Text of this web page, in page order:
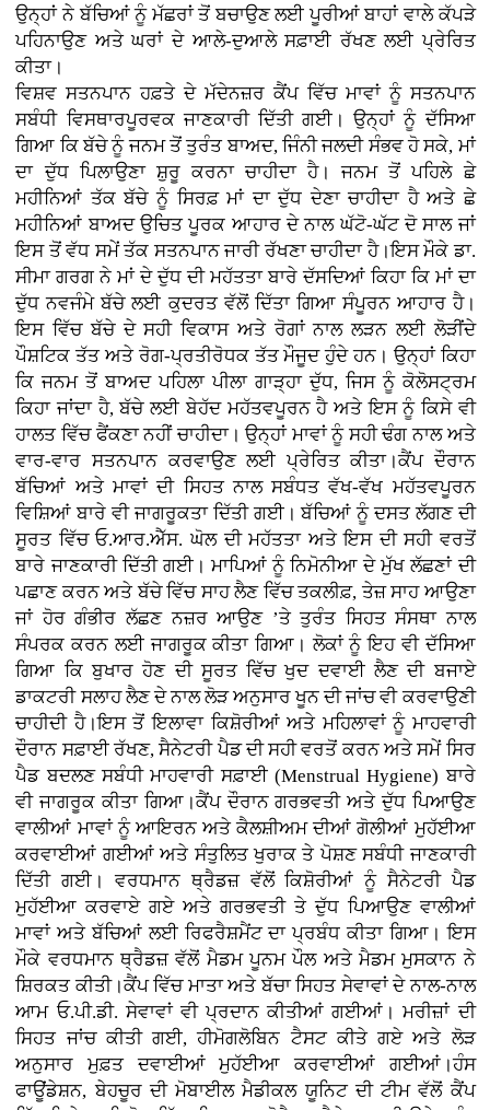
ਉਨ੍ਹਾਂ ਨੇ ਬੱਚਿਆਂ ਨੂੰ ਮੱਛਰਾਂ ਤੋਂ ਬਚਾਉਣ ਲਈ ਪੂਰੀਆਂ ਬਾਹਾਂ ਵਾਲੇ ਕੱਪੜੇ
ਪਹਿਨਾਉਣ ਅਤੇ ਘਰਾਂ ਦੇ ਆਲੇ-ਦੁਆਲੇ ਸਫ਼ਾਈ ਰੱਖਣ ਲਈ ਪ੍ਰੇਰਿਤ
ਕੀਤਾ।
ਵਿਸ਼ਵ ਸਤਨਪਾਨ ਹਫ਼ਤੇ ਦੇ ਮੱਦੇਨਜ਼ਰ ਕੈਂਪ ਵਿੱਚ ਮਾਵਾਂ ਨੂੰ ਸਤਨਪਾਨ
ਸਬੰਧੀ ਵਿਸਥਾਰਪੂਰਵਕ ਜਾਣਕਾਰੀ ਦਿੱਤੀ ਗਈ। ਉਨ੍ਹਾਂ ਨੂੰ ਦੱਸਿਆ
ਗਿਆ ਕਿ ਬੱਚੇ ਨੂੰ ਜਨਮ ਤੋਂ ਤੁਰੰਤ ਬਾਅਦ, ਜਿੰਨੀ ਜਲਦੀ ਸੰਭਵ ਹੋ ਸਕੇ, ਮਾਂ
ਦਾ ਦੁੱਧ ਪਿਲਾਉਣਾ ਸ਼ੁਰੂ ਕਰਨਾ ਚਾਹੀਦਾ ਹੈ। ਜਨਮ ਤੋਂ ਪਹਿਲੇ ਛੇ
ਮਹੀਨਿਆਂ ਤੱਕ ਬੱਚੇ ਨੂੰ ਸਿਰਫ਼ ਮਾਂ ਦਾ ਦੁੱਧ ਦੇਣਾ ਚਾਹੀਦਾ ਹੈ ਅਤੇ ਛੇ
ਮਹੀਨਿਆਂ ਬਾਅਦ ਉਚਿਤ ਪੂਰਕ ਆਹਾਰ ਦੇ ਨਾਲ ਘੱਟੋ-ਘੱਟ ਦੋ ਸਾਲ ਜਾਂ
ਇਸ ਤੋਂ ਵੱਧ ਸਮੇਂ ਤੱਕ ਸਤਨਪਾਨ ਜਾਰੀ ਰੱਖਣਾ ਚਾਹੀਦਾ ਹੈ।ਇਸ ਮੌਕੇ ਡਾ.
ਸੀਮਾ ਗਰਗ ਨੇ ਮਾਂ ਦੇ ਦੁੱਧ ਦੀ ਮਹੱਤਤਾ ਬਾਰੇ ਦੱਸਦਿਆਂ ਕਿਹਾ ਕਿ ਮਾਂ ਦਾ
ਦੁੱਧ ਨਵਜੰਮੇ ਬੱਚੇ ਲਈ ਕੁਦਰਤ ਵੱਲੋਂ ਦਿੱਤਾ ਗਿਆ ਸੰਪੂਰਨ ਆਹਾਰ ਹੈ।
ਇਸ ਵਿੱਚ ਬੱਚੇ ਦੇ ਸਹੀ ਵਿਕਾਸ ਅਤੇ ਰੋਗਾਂ ਨਾਲ ਲੜਨ ਲਈ ਲੋੜੀਂਦੇ
ਪੌਸ਼ਟਿਕ ਤੱਤ ਅਤੇ ਰੋਗ-ਪ੍ਰਤੀਰੋਧਕ ਤੱਤ ਮੌਜੂਦ ਹੁੰਦੇ ਹਨ। ਉਨ੍ਹਾਂ ਕਿਹਾ
ਕਿ ਜਨਮ ਤੋਂ ਬਾਅਦ ਪਹਿਲਾ ਪੀਲਾ ਗਾੜ੍ਹਾ ਦੁੱਧ, ਜਿਸ ਨੂੰ ਕੋਲੋਸਟ੍ਰਮ
ਕਿਹਾ ਜਾਂਦਾ ਹੈ, ਬੱਚੇ ਲਈ ਬੇਹੱਦ ਮਹੱਤਵਪੂਰਨ ਹੈ ਅਤੇ ਇਸ ਨੂੰ ਕਿਸੇ ਵੀ
ਹਾਲਤ ਵਿੱਚ ਫੈਂਕਣਾ ਨਹੀਂ ਚਾਹੀਦਾ। ਉਨ੍ਹਾਂ ਮਾਵਾਂ ਨੂੰ ਸਹੀ ਢੰਗ ਨਾਲ ਅਤੇ
ਵਾਰ-ਵਾਰ ਸਤਨਪਾਨ ਕਰਵਾਉਣ ਲਈ ਪ੍ਰੇਰਿਤ ਕੀਤਾ।ਕੈਂਪ ਦੌਰਾਨ
ਬੱਚਿਆਂ ਅਤੇ ਮਾਵਾਂ ਦੀ ਸਿਹਤ ਨਾਲ ਸਬੰਧਤ ਵੱਖ-ਵੱਖ ਮਹੱਤਵਪੂਰਨ
ਵਿਸ਼ਿਆਂ ਬਾਰੇ ਵੀ ਜਾਗਰੂਕਤਾ ਦਿੱਤੀ ਗਈ। ਬੱਚਿਆਂ ਨੂੰ ਦਸਤ ਲੱਗਣ ਦੀ
ਸੂਰਤ ਵਿੱਚ ਓ.ਆਰ.ਐੱਸ. ਘੋਲ ਦੀ ਮਹੱਤਤਾ ਅਤੇ ਇਸ ਦੀ ਸਹੀ ਵਰਤੋਂ
ਬਾਰੇ ਜਾਣਕਾਰੀ ਦਿੱਤੀ ਗਈ। ਮਾਪਿਆਂ ਨੂੰ ਨਿਮੋਨੀਆ ਦੇ ਮੁੱਖ ਲੱਛਣਾਂ ਦੀ
ਪਛਾਣ ਕਰਨ ਅਤੇ ਬੱਚੇ ਵਿੱਚ ਸਾਹ ਲੈਣ ਵਿੱਚ ਤਕਲੀਫ਼, ਤੇਜ਼ ਸਾਹ ਆਉਣਾ
ਜਾਂ ਹੋਰ ਗੰਭੀਰ ਲੱਛਣ ਨਜ਼ਰ ਆਉਣ ’ਤੇ ਤੁਰੰਤ ਸਿਹਤ ਸੰਸਥਾ ਨਾਲ
ਸੰਪਰਕ ਕਰਨ ਲਈ ਜਾਗਰੂਕ ਕੀਤਾ ਗਿਆ। ਲੋਕਾਂ ਨੂੰ ਇਹ ਵੀ ਦੱਸਿਆ
ਗਿਆ ਕਿ ਬੁਖਾਰ ਹੋਣ ਦੀ ਸੂਰਤ ਵਿੱਚ ਖੁਦ ਦਵਾਈ ਲੈਣ ਦੀ ਬਜਾਏ
ਡਾਕਟਰੀ ਸਲਾਹ ਲੈਣ ਦੇ ਨਾਲ ਲੋੜ ਅਨੁਸਾਰ ਖੂਨ ਦੀ ਜਾਂਚ ਵੀ ਕਰਵਾਉਣੀ
ਚਾਹੀਦੀ ਹੈ।ਇਸ ਤੋਂ ਇਲਾਵਾ ਕਿਸ਼ੋਰੀਆਂ ਅਤੇ ਮਹਿਲਾਵਾਂ ਨੂੰ ਮਾਹਵਾਰੀ
ਦੌਰਾਨ ਸਫ਼ਾਈ ਰੱਖਣ, ਸੈਨੇਟਰੀ ਪੈਡ ਦੀ ਸਹੀ ਵਰਤੋਂ ਕਰਨ ਅਤੇ ਸਮੇਂ ਸਿਰ
ਪੈਡ ਬਦਲਣ ਸਬੰਧੀ ਮਾਹਵਾਰੀ ਸਫ਼ਾਈ (Menstrual Hygiene) ਬਾਰੇ
ਵੀ ਜਾਗਰੂਕ ਕੀਤਾ ਗਿਆ।ਕੈਂਪ ਦੌਰਾਨ ਗਰਭਵਤੀ ਅਤੇ ਦੁੱਧ ਪਿਆਉਣ
ਵਾਲੀਆਂ ਮਾਵਾਂ ਨੂੰ ਆਇਰਨ ਅਤੇ ਕੈਲਸ਼ੀਅਮ ਦੀਆਂ ਗੋਲੀਆਂ ਮੁਹੱਈਆ
ਕਰਵਾਈਆਂ ਗਈਆਂ ਅਤੇ ਸੰਤੁਲਿਤ ਖੁਰਾਕ ਤੇ ਪੋਸ਼ਣ ਸਬੰਧੀ ਜਾਣਕਾਰੀ
ਦਿੱਤੀ ਗਈ। ਵਰਧਮਾਨ ਥ੍ਰੈਡਜ਼ ਵੱਲੋਂ ਕਿਸ਼ੋਰੀਆਂ ਨੂੰ ਸੈਨੇਟਰੀ ਪੈਡ
ਮੁਹੱਈਆ ਕਰਵਾਏ ਗਏ ਅਤੇ ਗਰਭਵਤੀ ਤੇ ਦੁੱਧ ਪਿਆਉਣ ਵਾਲੀਆਂ
ਮਾਵਾਂ ਅਤੇ ਬੱਚਿਆਂ ਲਈ ਰਿਫਰੈਸ਼ਮੈਂਟ ਦਾ ਪ੍ਰਬੰਧ ਕੀਤਾ ਗਿਆ। ਇਸ
ਮੌਕੇ ਵਰਧਮਾਨ ਥ੍ਰੈਡਜ਼ ਵੱਲੋਂ ਮੈਡਮ ਪੂਨਮ ਪੌਲ ਅਤੇ ਮੈਡਮ ਮੁਸਕਾਨ ਨੇ
ਸ਼ਿਰਕਤ ਕੀਤੀ।ਕੈਂਪ ਵਿੱਚ ਮਾਤਾ ਅਤੇ ਬੱਚਾ ਸਿਹਤ ਸੇਵਾਵਾਂ ਦੇ ਨਾਲ-ਨਾਲ
ਆਮ ਓ.ਪੀ.ਡੀ. ਸੇਵਾਵਾਂ ਵੀ ਪ੍ਰਦਾਨ ਕੀਤੀਆਂ ਗਈਆਂ। ਮਰੀਜ਼ਾਂ ਦੀ
ਸਿਹਤ ਜਾਂਚ ਕੀਤੀ ਗਈ, ਹੀਮੋਗਲੋਬਿਨ ਟੈਸਟ ਕੀਤੇ ਗਏ ਅਤੇ ਲੋੜ
ਅਨੁਸਾਰ ਮੁਫ਼ਤ ਦਵਾਈਆਂ ਮੁਹੱਈਆ ਕਰਵਾਈਆਂ ਗਈਆਂ।ਹੰਸ
ਫਾਊਂਡੇਸ਼ਨ, ਬੇਹਚੂਰ ਦੀ ਮੋਬਾਈਲ ਮੈਡੀਕਲ ਯੂਨਿਟ ਦੀ ਟੀਮ ਵੱਲੋਂ ਕੈਂਪ